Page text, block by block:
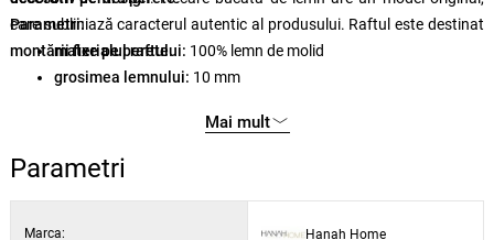
care subliniază caracterul autentic al produsului. Raftul este destinat
montării fixe pe perete.
Parametri:
materialul raftului: 100% lemn de molid
grosimea lemnului: 10 mm
1,5 mm
culoare:
negru / nuc închis
lățime: 44 cm
adâncime:
Mai mult
Parametri
Marca: Hanah Home